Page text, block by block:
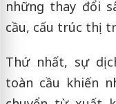
những thay đổi
cầu, cấu trúc thị
Thứ nhất, sự
toàn cầu khiến